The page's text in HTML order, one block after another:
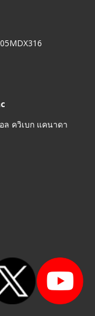
ล ควิเบก แคนาดา